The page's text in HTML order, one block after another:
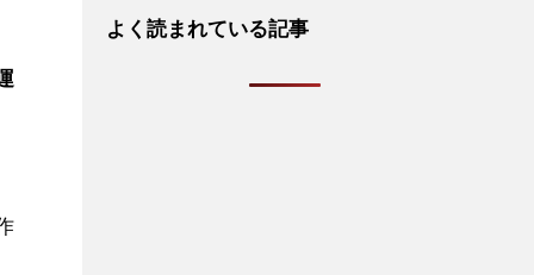
よく読まれている記事